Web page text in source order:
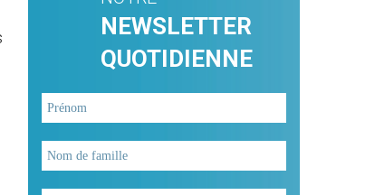
NEWSLETTER
QUOTIDIENNE